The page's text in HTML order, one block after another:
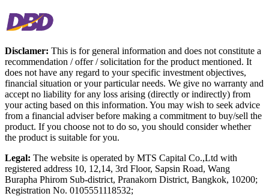
Disclamer: This is for general information and does not constitute a
recommendation / offer / solicitation for the product mentioned. It
does not have any regard to your specific investment objectives,
financial situation or your particular needs. We give no warranty and
accept no liability for any loss arising (directly or indirectly) from
your acting based on this information. You may wish to seek advice
from a financial adviser before making a commitment to buy/sell the
product. If you choose not to do so, you should consider whether
the product is suitable for you.
Legal: The website is operated by MTS Capital Co.,Ltd with
registered address 10, 12,14, 3rd Floor, Sapsin Road, Wang
Burapha Phirom Sub-district, Pranakorn District, Bangkok, 10200;
Registration No. 0105551118532;